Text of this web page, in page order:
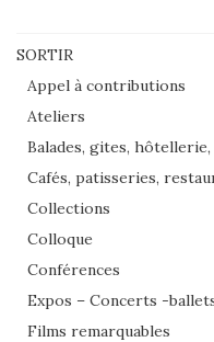
SORTIR
Appel à contributions
Ateliers
Balades, gites,
Cafés, patisseries,
Collections
Colloque
Conférences
Expos – Concerts -
Films remarquables